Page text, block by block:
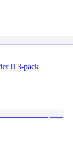
II 3-pack